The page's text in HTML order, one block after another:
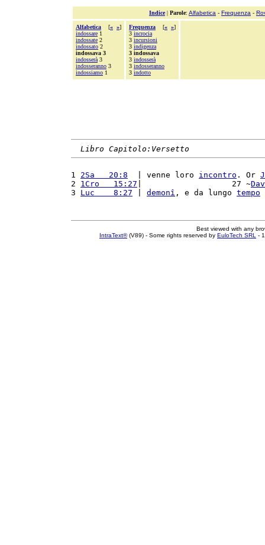
Indice| Parole: Alfabetica - Frequenza -
Alfabetica [« »]
indossare 1
indossate 2
indossato 2
indossava 3
indosserà 3
indosseranno 3
indossiamo 1
Frequenza [« »]
3 incrocia
3 incursioni
3 indigenza
3 indossava
3 indosserà
3 indosseranno
3 indotto
Libro Capitolo:Versetto
1 2Sa   20:8
  | venne loro
incontro . Or
2 1Cro   15:27 |                   27 ~
3 Luc    8:27 demonî , e da lungo tempo
Best viewed with any
IntraText®(V89) - Some rights reserved by EuloTech SRL -